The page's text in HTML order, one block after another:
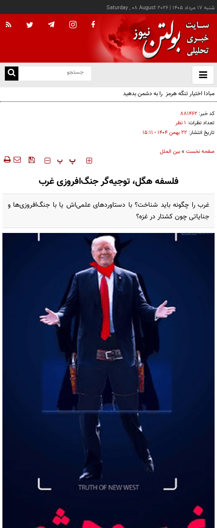
شنبه ۱۷ مرداد ۱۴۰۵ |
Saturday , 08 August 2026
باز
و
مبادا اختیار تنگه هرمز را به دشمن بدهید
کد خبر: ۸۸۱۴۶۲
تعداد نظرات: ۱ نظر
تاریخ انتشار: ۲۲ بهمن ۱۴۰۴ - ۱۵:۱۱
صفحه نخست »بین الملل
‍‍‍ پ پ
فلسفه هگل، توجیه‌گر جنگ‌افروزی غرب
غرب را چگونه باید شناخت؟ با دستاوردهای علمی‌اش یا با جنگ‌افروزی‌ها و
جنایاتی چون کشتار در غزه؟